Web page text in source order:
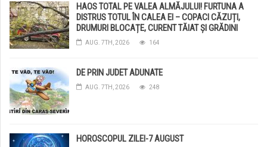
HAOS TOTAL PE VALEA ALMĂJULUI! FURTUNA A
DISTRUS TOTUL ÎN CALEA EI – COPACI CĂZUȚI,
DRUMURI BLOCAȚE, CURENT TĂIAT ȘI GRĂDINI
DISTRUSE DE GRINDINĂ!
AUG. 7TH, 2026 164
DE PRIN JUDET ADUNATE
AUG. 7TH, 2026 248
HOROSCOPUL ZILEI-7 AUGUST